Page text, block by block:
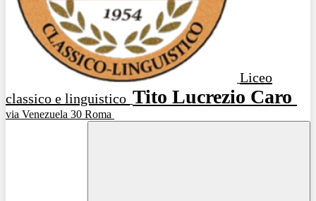
Liceo
classico e linguistico Tito Lucrezio Caro
via Venezuela 30 Roma